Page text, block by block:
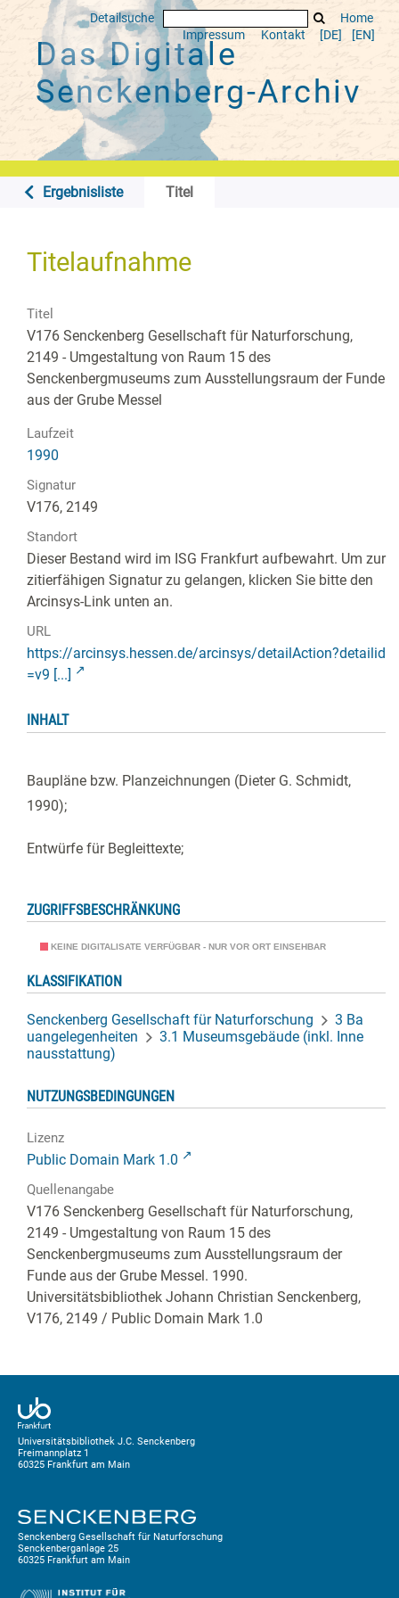
Detailsuche
Home
Impressum
Kontakt [DE] [EN]
Das Digitale
Senckenberg-Archiv
Ergebnisliste Titel
Titelaufnahme
Titel
V176 Senckenberg Gesellschaft für Naturforschung,
2149 - Umgestaltung von Raum 15 des
Senckenbergmuseums zum Ausstellungsraum der Funde
aus der Grube Messel
Laufzeit
1990
Signatur
V176, 2149
Standort
Dieser Bestand wird im ISG Frankfurt aufbewahrt. Um zur
zitierfähigen Signatur zu gelangen, klicken Sie bitte den
Arcinsys-Link unten an.
URL
https://arcinsys.hessen.de/arcinsys/detailAction?detailid
=v9 [...]
INHALT
Baupläne bzw. Planzeichnungen (Dieter G. Schmidt,
1990);
Entwürfe für Begleittexte;
ZUGRIFFSBESCHRÄNKUNG
KEINE DIGITALISATE VERFÜGBAR - NUR VOR ORT EINSEHBAR
KLASSIFIKATION
Senckenberg Gesellschaft für Naturforschung
3 Ba
uangelegenheiten
3.1 Museumsgebäude (inkl. Inne
nausstattung)
NUTZUNGSBEDINGUNGEN
Lizenz
Public Domain Mark 1.0
Quellenangabe
V176 Senckenberg Gesellschaft für Naturforschung,
2149 - Umgestaltung von Raum 15 des
Senckenbergmuseums zum Ausstellungsraum der
Funde aus der Grube Messel. 1990.
Universitätsbibliothek Johann Christian Senckenberg,
V176, 2149 / Public Domain Mark 1.0
Universitätsbibliothek J.C. Senckenberg
Freimannplatz 1
60325 Frankfurt am Main
Senckenberg Gesellschaft für Naturforschung
Senckenberganlage 25
60325 Frankfurt am Main